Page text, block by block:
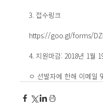
3. 접수링크
https://goo.gl/forms/
4. 지원마감: 2018년 1월
ㅇ 선발자에 한해 이메일